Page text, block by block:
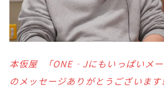
本仮屋 「ONE‐Jにもいっぱいメー
のメッセージありがとうございます！